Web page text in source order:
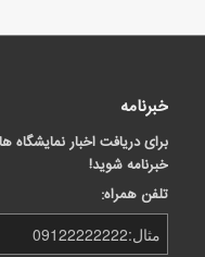
خبرنامه
برای دریافت اخبار نمایشگاه
خبرنامه شوید!
تلفن همراه: